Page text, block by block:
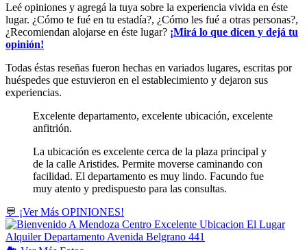
Leé opiniones y agregá la tuya sobre la experiencia vivida en éste
lugar. ¿Cómo te fué en tu estadía?, ¿Cómo les fué a otras personas?,
¿Recomiendan alojarse en éste lugar? ¡Mirá lo que dicen y dejá tu
opinión!
Todas éstas reseñas fueron hechas en variados lugares, escritas por
huéspedes que estuvieron en el establecimiento y dejaron sus
experiencias.
Excelente departamento, excelente ubicación, excelente
anfitrión.
La ubicación es excelente cerca de la plaza principal y
de la calle Aristides. Permite moverse caminando con
facilidad. El departamento es muy lindo. Facundo fue
muy atento y predispuesto para las consultas.
💬 ¡Ver Más OPINIONES!